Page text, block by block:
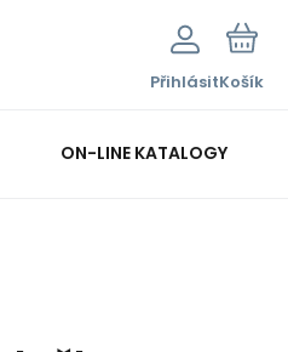
PřihlásitKošík
ON-LINE KATALOGY